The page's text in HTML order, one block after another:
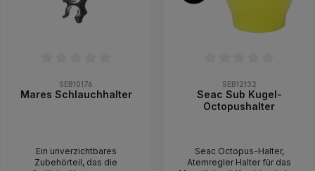
SEB10176
Mares Schlauchhalter
Ein unverzichtbares
Zubehörteil, das die
SEB12132
Seac Sub Kugel-
Octopushalter
Seac Octopus-Halter,
Atemregler Halter für das